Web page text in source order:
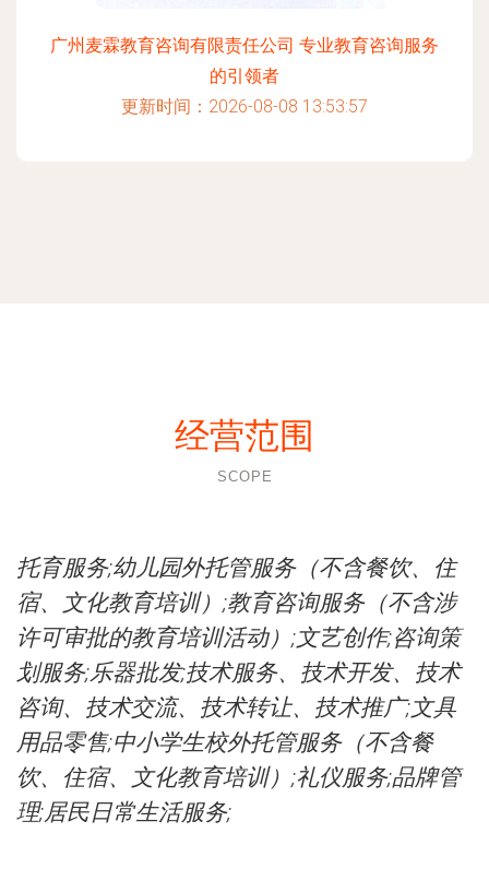
广州麦霖教育咨询有限责任公司 专业教育咨询服务
的引领者
更新时间：2026-08-08 13:53:57
经营范围
SCOPE
托育服务;幼儿园外托管服务（不含餐饮、住
宿、文化教育培训）;教育咨询服务（不含涉
许可审批的教育培训活动）;文艺创作;咨询策
划服务;乐器批发;技术服务、技术开发、技术
咨询、技术交流、技术转让、技术推广;文具
用品零售;中小学生校外托管服务（不含餐
饮、住宿、文化教育培训）;礼仪服务;品牌管
理;居民日常生活服务;